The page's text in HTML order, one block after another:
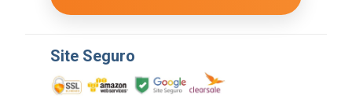
Site Seguro